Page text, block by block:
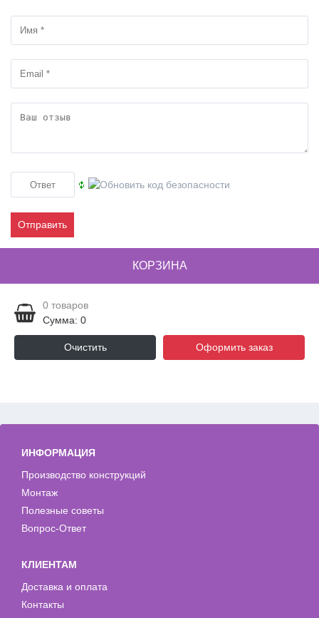
Отправить
КОРЗИНА
0 товаров
Сумма: 0
Очистить Оформить заказ
ИНФОРМАЦИЯ
Производство конструкций
Монтаж
Полезные советы
Вопрос-Ответ
КЛИЕНТАМ
Доставка и оплата
Контакты